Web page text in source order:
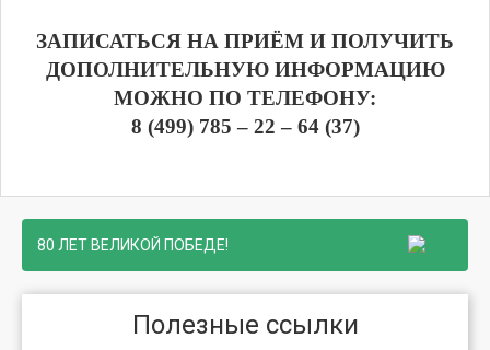
ЗАПИСАТЬСЯ НА ПРИЁМ И ПОЛУЧИТЬ
ДОПОЛНИТЕЛЬНУЮ ИНФОРМАЦИЮ
МОЖНО ПО ТЕЛЕФОНУ:
8 (499) 785 – 22 – 64 (37)
80 ЛЕТ ВЕЛИКОЙ ПОБЕДЕ!
Полезные ссылки